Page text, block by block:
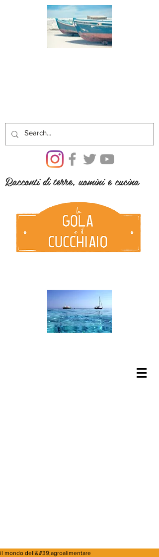
Racconti di terre, uomini e cucina
il mondo dell&#39;agroalimentare